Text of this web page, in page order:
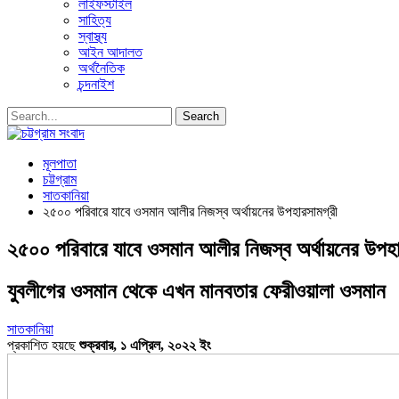
লাইফস্টাইল
সাহিত্য
স্বাস্থ্য
আইন আদালত
অর্থনৈতিক
চন্দনাইশ
মূলপাতা
চট্টগ্রাম
সাতকানিয়া
২৫০০ পরিবারে যাবে ওসমান আলীর নিজস্ব অর্থায়নের উপহারসামগ্রী
২৫০০ পরিবারে যাবে ওসমান আলীর নিজস্ব অর্থায়নের
যুবলীগের ওসমান থেকে এখন মানবতার ফেরীওয়ালা ওসমান
সাতকানিয়া
প্রকাশিত হয়ছেশুক্রবার, ১ এপ্রিল, ২০২২ ইং